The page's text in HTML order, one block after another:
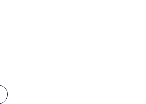
다음 - 객실